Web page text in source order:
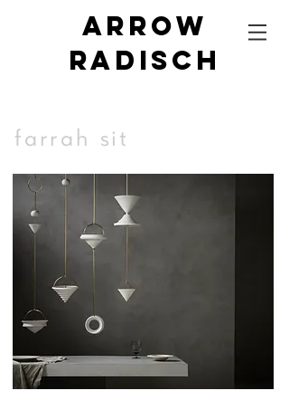
Arrow
radisch
farrah sit